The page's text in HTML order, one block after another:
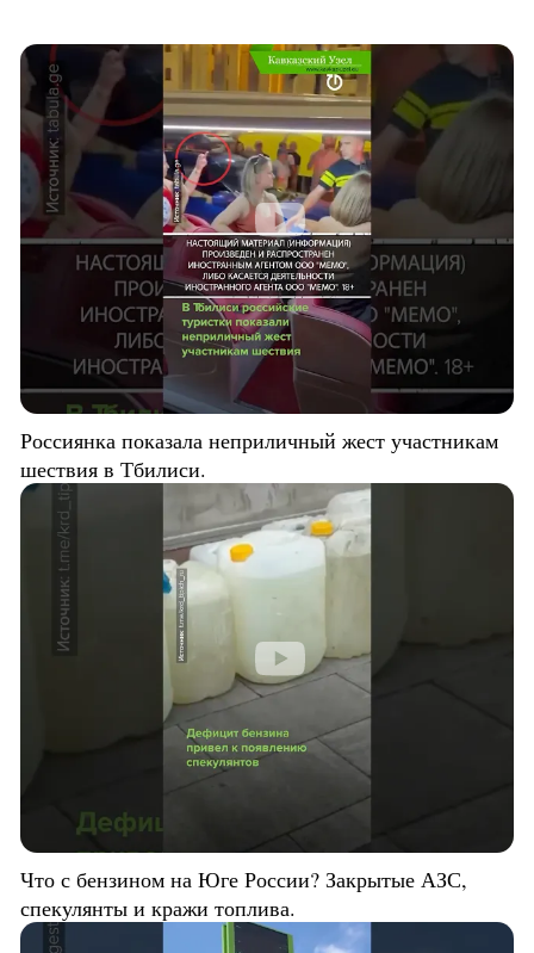
Россиянка показала неприличный жест участникам
шествия в Тбилиси.
Что с бензином на Юге России? Закрытые АЗС,
спекулянты и кражи топлива.